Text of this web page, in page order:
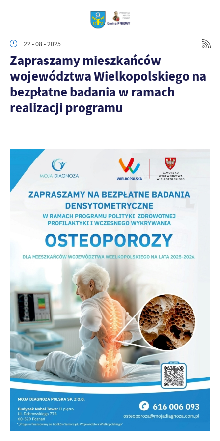
22 - 08 - 2025
Zapraszamy mieszkańców
województwa Wielkopolskiego na
bezpłatne badania w ramach
realizacji programu